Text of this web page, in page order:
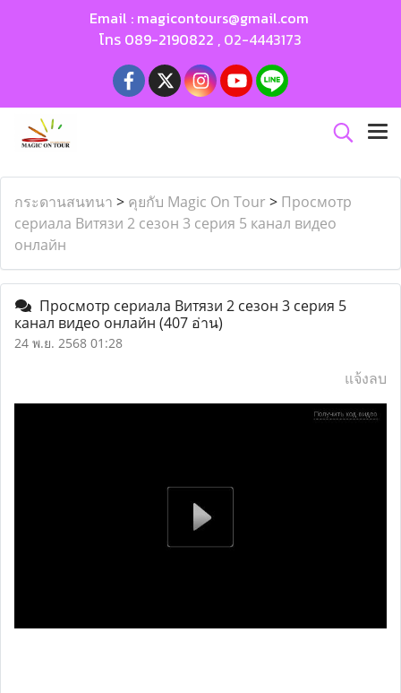
Email : magicontours@gmail.com
โทร 089-2190822 , 02-4443173
กระดานสนทนา > คุยกับ Magic On Tour > Просмотр
сериала Витязи 2 сезон 3 серия 5 канал видео
онлайн
Просмотр сериала Витязи 2 сезон 3 серия 5
канал видео онлайн (407 อ่าน)
24 พ.ย. 2568 01:28
แจ้งลบ